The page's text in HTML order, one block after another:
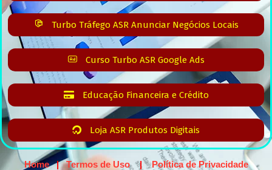
Turbo Tráfego ASR Anunciar Negócios Locais
Curso Turbo ASR Google Ads
Educação Financeira e Crédito
Loja ASR Produtos Digitais
Home|Termos de Uso|Política de Privacidade